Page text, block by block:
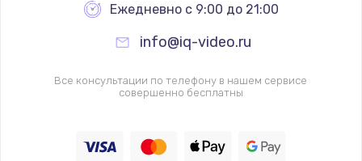
Замена видеочипа
2745 руб.
Заказать
910 руб.
Ежедневно с 9:00 до 21:00
info@iq-video.ru
Все консультации по телефону в нашем сервисе
совершенно бесплатны